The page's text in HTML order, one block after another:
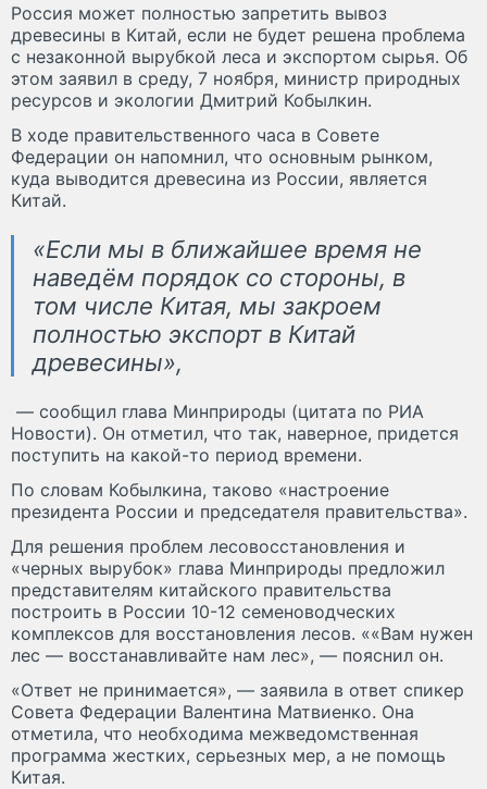
Россия может полностью запретить вывоз
древесины в Китай, если не будет решена проблема
с незаконной вырубкой леса и экспортом сырья. Об
этом заявил в среду, 7 ноября, министр природных
ресурсов и экологии Дмитрий Кобылкин.
В ходе правительственного часа в Совете
Федерации он напомнил, что основным рынком,
куда выводится древесина из России, является
Китай.
«Если мы в ближайшее время не
наведём порядок со стороны, в
том числе Китая, мы закроем
полностью экспорт в Китай
древесины»,
— сообщил глава Минприроды (цитата по РИА
Новости). Он отметил, что так, наверное, придется
поступить на какой-то период времени.
По словам Кобылкина, таково «настроение
президента России и председателя правительства».
Для решения проблем лесовосстановления и
«черных вырубок» глава Минприроды предложил
представителям китайского правительства
построить в России 10-12 семеноводческих
комплексов для восстановления лесов. ««Вам нужен
лес — восстанавливайте нам лес», — пояснил он.
«Ответ не принимается», — заявила в ответ спикер
Совета Федерации Валентина Матвиенко. Она
отметила, что необходима межведомственная
программа жестких, серьезных мер, а не помощь
Китая.